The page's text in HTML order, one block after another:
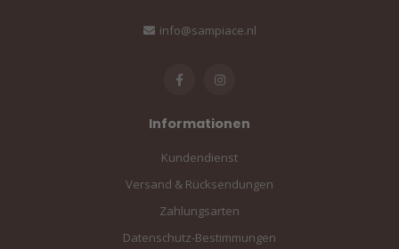
info@sampiace.nl
Informationen
Kundendienst
Versand & Rücksendungen
Zahlungsarten
Datenschutz-Bestimmungen